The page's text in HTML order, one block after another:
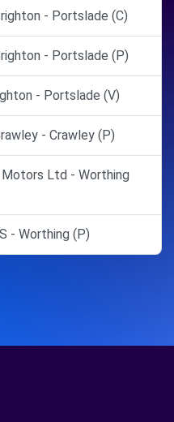
- Portslade (C)
- Portslade (P)
- Portslade (V)
- Crawley (P)
Ltd - Worthing
- Worthing (P)